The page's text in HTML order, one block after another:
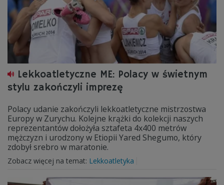
Lekkoatletyczne ME: Polacy w świetnym
stylu zakończyli imprezę
Polacy udanie zakończyli lekkoatletyczne mistrzostwa
Europy w Zurychu. Kolejne krążki do kolekcji naszych
reprezentantów dołożyła sztafeta 4x400 metrów
mężczyzn i urodzony w Etiopii Yared Shegumo, który
zdobył srebro w maratonie.
Zobacz więcej na temat: Lekkoatletyka